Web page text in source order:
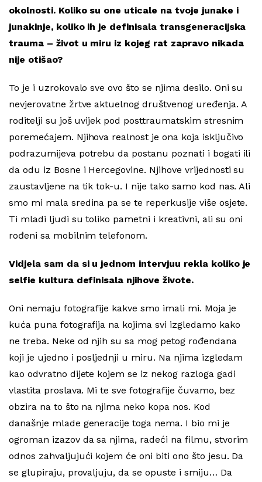
okolnosti. Koliko su one uticale na tvoje junake i
junakinje, koliko ih je definisala transgeneracijska
trauma – život u miru iz kojeg rat zapravo nikada
nije otišao?
To je i uzrokovalo sve ovo što se njima desilo. Oni su
nevjerovatne žrtve aktuelnog društvenog uređenja. A
roditelji su još uvijek pod posttraumatskim stresnim
poremećajem. Njihova realnost je ona koja isključivo
podrazumijeva potrebu da postanu poznati i bogati ili
da odu iz Bosne i Hercegovine. Njihove vrijednosti su
zaustavljene na tik tok-u. I nije tako samo kod nas. Ali
smo mi mala sredina pa se te reperkusije više osjete.
Ti mladi ljudi su toliko pametni i kreativni, ali su oni
rođeni sa mobilnim telefonom.
Vidjela sam da si u jednom intervjuu rekla koliko je
selfie kultura definisala njihove živote.
Oni nemaju fotografije kakve smo imali mi. Moja je
kuća puna fotografija na kojima svi izgledamo kako
ne treba. Neke od njih su sa mog petog rođendana
koji je ujedno i posljednji u miru. Na njima izgledam
kao odvratno dijete kojem se iz nekog razloga gadi
vlastita proslava. Mi te sve fotografije čuvamo, bez
obzira na to što na njima neko kopa nos. Kod
današnje mlade generacije toga nema. I bio mi je
ogroman izazov da sa njima, radeći na filmu, stvorim
odnos zahvaljujući kojem će oni biti ono što jesu. Da
se glupiraju, provaljuju, da se opuste i smiju… Da